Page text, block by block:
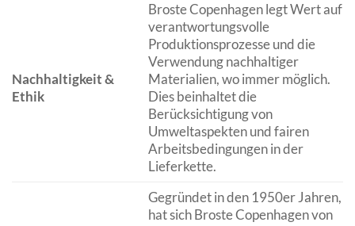
Nachhaltigkeit &
Ethik
Broste Copenhagen legt Wert auf
verantwortungsvolle
Produktionsprozesse und die
Verwendung nachhaltiger
Materialien, wo immer möglich.
Dies beinhaltet die
Berücksichtigung von
Umweltaspekten und fairen
Arbeitsbedingungen in der
Lieferkette.
Gegründet in den 1950er Jahren,
hat sich Broste Copenhagen von